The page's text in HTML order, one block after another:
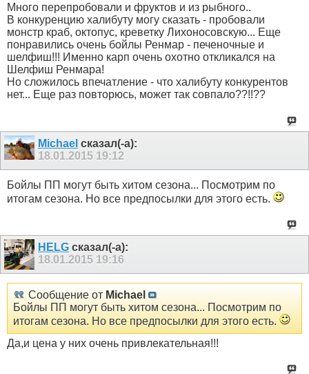
Много перепробовали и фруктов и из рыбного..
В конкуренцию халибуту могу сказать - пробовали
монстр краб, октопус, креветку Лихоносовскую... Еще
понравились очень бойлы Ренмар - печеночные и
шелфиш!!! Именно карп очень охотно откликался на
Шелфиш Ренмара!
Но сложилось впечатление - что халибуту конкурентов
нет... Еще раз повторюсь, может так совпало??!!??
Michael сказал(-а):
18.01.2015 19:12
Бойлы ПП могут быть хитом сезона... Посмотрим по
итогам сезона. Но все предпосылки для этого есть.
HELG сказал(-а):
18.01.2015 19:16
Сообщение от Michael
Бойлы ПП могут быть хитом сезона... Посмотрим по
итогам сезона. Но все предпосылки для этого есть.
Да,и цена у них очень привлекательная!!!